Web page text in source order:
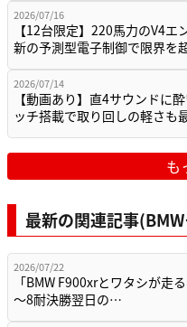
2026/07/16
【12台限定】220馬力のV4エ
新の予測型電子制御で限界を
2026/07/14
【動画あり】直4サウンドに
ッチ搭載で取り回しの軽さも
も
最新の関連記事
2026/07/22
「BMW F900xrとワタシが走
〜8耐決勝翌日の…